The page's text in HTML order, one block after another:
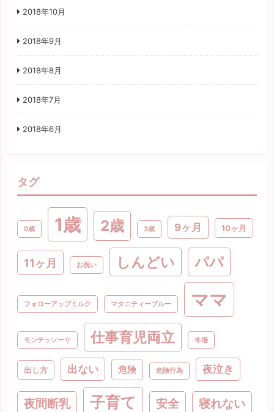
2018年10月
2018年9月
2018年8月
2018年7月
2018年6月
タグ
0歳 1歳 2歳 3歳 9ヶ月 10ヶ月
11ヶ月 お祝い しんどい パパ
フォローアップミルク マタニティーブルー ママ
モンテッソーリ 仕事育児両立 冬場
出し方 出ない 危険 危険行為 夜泣き
夜間断乳 子育て 安全 寝れない